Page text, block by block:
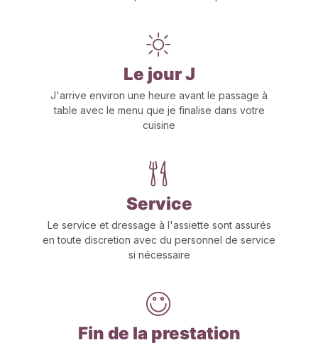
Le jour J
J'arrive environ une heure avant le passage à
table avec le menu que je finalise dans votre
cuisine
Service
Le service et dressage à l'assiette sont assurés
en toute discretion avec du personnel de service
si nécessaire
Fin de la prestation